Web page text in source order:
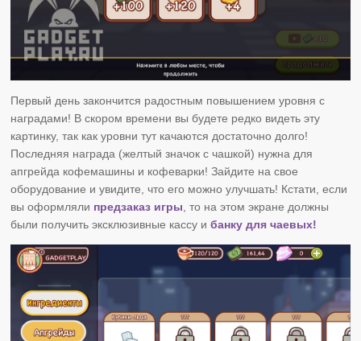
Первый день закончится радостным повышением уровня с
наградами! В скором времени вы будете редко видеть эту
картинку, так как уровни тут качаются достаточно долго!
Последняя награда (желтый значок с чашкой) нужна для
апгрейда кофемашины и кофеварки! Зайдите на свое
оборудование и увидите, что его можно улучшать! Кстати, если
вы оформляли предзаказ игры , то на этом экране должны
были получить эксклюзивные кассу ибанку для чаевых!